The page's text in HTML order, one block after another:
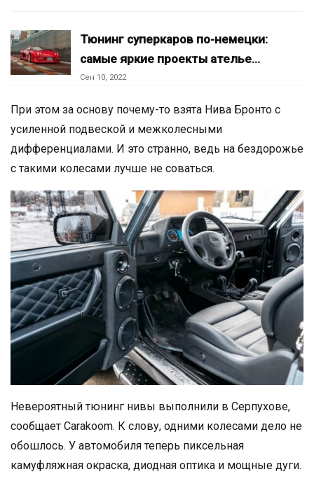
Тюнинг суперкаров по-немецки:
самые яркие проекты ателье…
Сен 10, 2022
При этом за основу почему-то взята Нива Бронто с
усиленной подвеской и межколесными
дифференциалами. И это странно, ведь на бездорожье
с такими колесами лучше не соваться.
Невероятный тюнинг нивы выполнили в Серпухове,
сообщает Carakoom. К слову, одними колесами дело не
обошлось. У автомобиля теперь пиксельная
камуфляжная окраска, диодная оптика и мощные дуги.